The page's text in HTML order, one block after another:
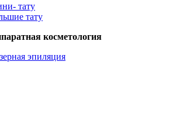
тату
тату
косметология
эпиляция